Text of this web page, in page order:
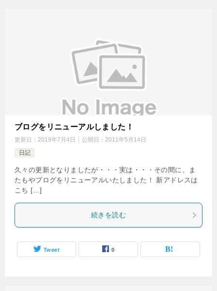
ブログをリニューアルしました！
更新日： 2019年7月4日 公開日： 2011年5月14日
日記
久々の更新となりましたが・・・実は・・・その間に、ま
たもやブログをリニューアルいたしました！ 新アドレスは
こち […]
続きを読む
Tweet 0